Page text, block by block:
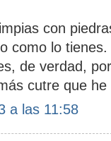
con
como lo tienes.
de verdad,
cutre que
a las 11:58